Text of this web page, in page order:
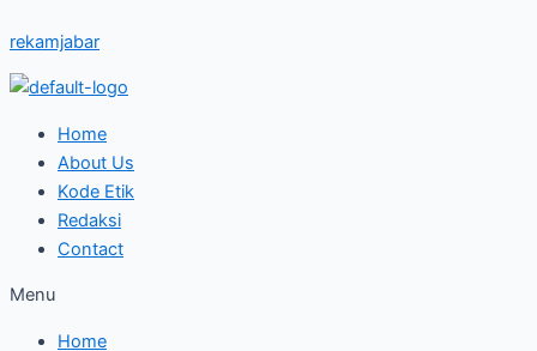
to
content
rekamjabar
Home
About Us
Kode Etik
Redaksi
Contact
Menu
Home
Siti
Bersinergi
Pada
Gerakan
Bulan
Dana
PMI,
Kuningan
Beri